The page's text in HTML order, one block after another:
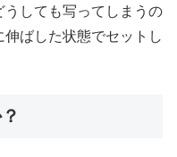
しても写ってしまうの
ばした状態でセットし